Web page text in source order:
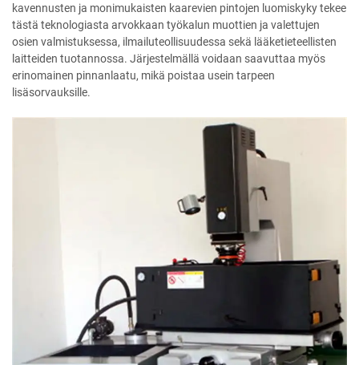
kavennusten ja monimukaisten kaarevien pintojen luomiskyky tekee
tästä teknologiasta arvokkaan työkalun muottien ja valettujen
osien valmistuksessa, ilmailuteollisuudessa sekä lääketieteellisten
laitteiden tuotannossa. Järjestelmällä voidaan saavuttaa myös
erinomainen pinnanlaatu, mikä poistaa usein tarpeen
lisäsorvauksille.